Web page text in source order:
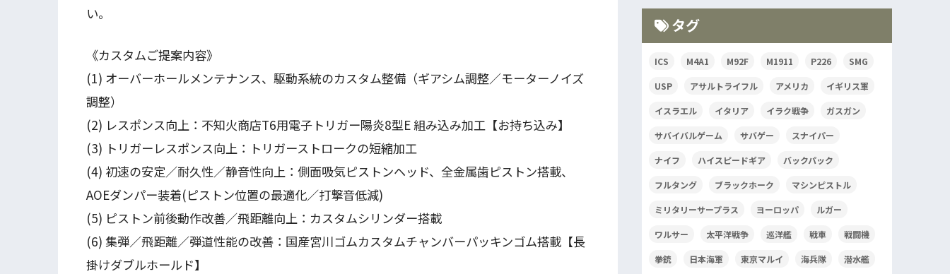
い。
《カスタムご提案内容》
(1) オーバーホールメンテナンス、駆動系統のカスタム整備（ギアシム調整／モーターノイズ
調整）
(2) レスポンス向上：不知火商店T6用電子トリガー陽炎8型E 組み込み加工【お持ち込み】
(3) トリガーレスポンス向上：トリガーストロークの短縮加工
(4) 初速の安定／耐久性／静音性向上：側面吸気ピストンヘッド、全金属歯ピストン搭載、
AOEダンパー装着(ピストン位置の最適化／打撃音低減)
(5) ピストン前後動作改善／飛距離向上：カスタムシリンダー搭載
(6) 集弾／飛距離／弾道性能の改善：国産宮川ゴムカスタムチャンバーパッキンゴム搭載【長
掛けダブルホールド】
タグ
ICS M4A1 M92F M1911 P226 SMG
USP アサルトライフル アメリカ イギリス軍
イスラエル イタリア イラク戦争 ガスガン
サバイバルゲーム サバゲー スナイパー
ナイフ ハイスピードギア バックパック
フルタング ブラックホーク マシンピストル
ミリタリーサープラス ヨーロッパ ルガー
ワルサー 太平洋戦争 巡洋艦 戦車 戦闘機
拳銃 日本海軍 東京マルイ 海兵隊 潜水艦